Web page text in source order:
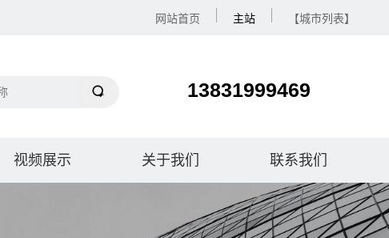
网站首页 主站 【城市列表】
13831999469
视频展示 关于我们 联系我们